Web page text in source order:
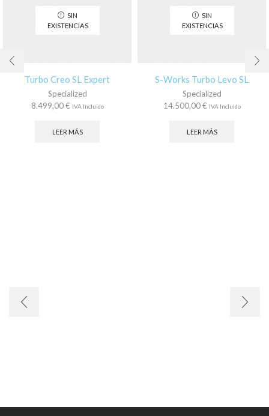
SIN
EXISTENCIAS
Turbo Creo SL Expert
Specialized
8.499,00€ IVA Incluido
LEER MÁS
SIN
EXISTENCIAS
S-Works Turbo Levo SL
Specialized
14.500,00€ IVA Incluido
LEER MÁS